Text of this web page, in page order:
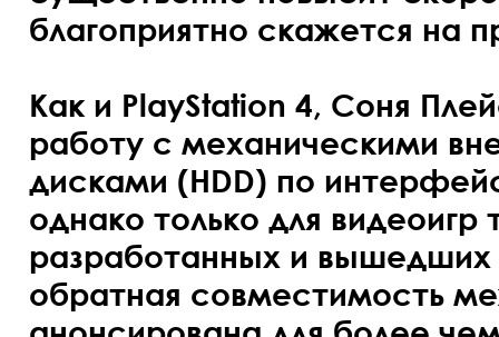
благоприятно скажется на
Как и PlayStation 4, Соня
работу с механическими
дисками (HDD) по
однако только для
разработанных и вышедших
обратная совместимость